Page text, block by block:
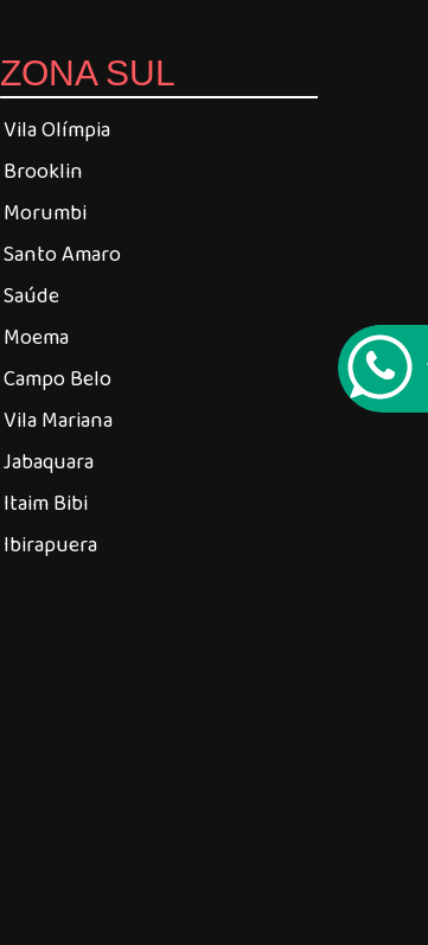
ZONA SUL
Vila Olímpia
Brooklin
Morumbi
Santo Amaro
Saúde
Moema
Campo Belo
Vila Mariana
Jabaquara
Itaim Bibi
Ibirapuera